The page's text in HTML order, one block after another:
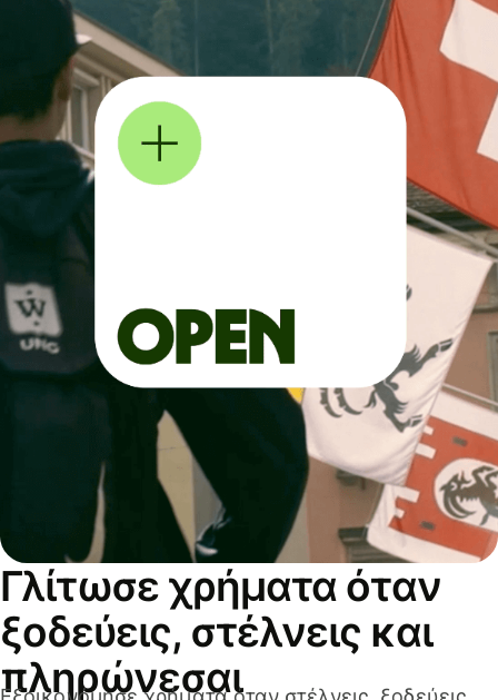
Γλίτωσε χρήματα όταν
ξοδεύεις, στέλνεις και
πληρώνεσαι